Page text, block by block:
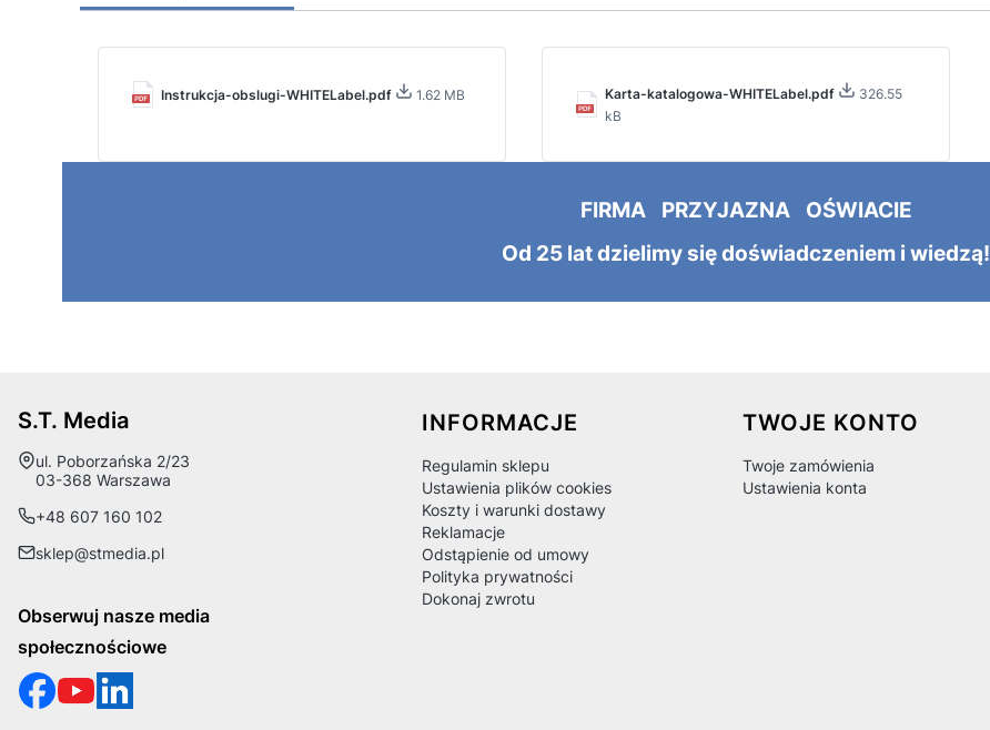
Instrukcja-obslugi-WHITELabel.pdf 1.62 MB Karta-katalogowa-WHITELabel.pdf
326.55
kB
FIRMA PRZYJAZNA OŚWIACIE
Od 25 lat dzielimy się doświadczeniem i wiedzą!
S.T. Media
Adres:
ul. Poborzańska 2/23
03-368 Warszawa
+48 607 160 102
sklep@stmedia.pl
Obserwuj nasze media
społecznościowe
Linki w stopce
INFORMACJE
Regulamin sklepu
Ustawienia plików cookies
Koszty i warunki dostawy
Reklamacje
Odstąpienie od umowy
Polityka prywatności
Dokonaj zwrotu
TWOJE KONTO
Twoje zamówienia
Ustawienia konta